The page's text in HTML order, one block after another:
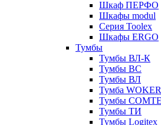
Шкаф ПЕРФО
Шкафы modul
Серия Toolex
Шкафы ERGO
Тумбы
Тумбы ВЛ-К
Тумбы ВС
Тумбы ВЛ
Тумба WOKER
Тумбы
Тумбы ТИ
Тумбы Logitex